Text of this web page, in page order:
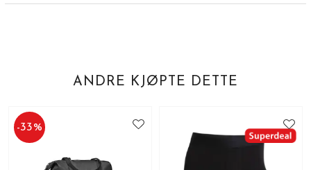
ANDRE KJØPTE DETTE
-33%